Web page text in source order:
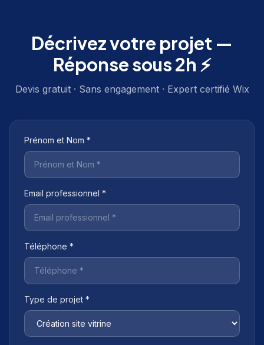
Décrivez votre projet —
Réponse sous 2h ⚡
Devis gratuit · Sans engagement · Expert certifié Wix
Prénom et Nom *
Email professionnel *
Téléphone *
Type de projet *